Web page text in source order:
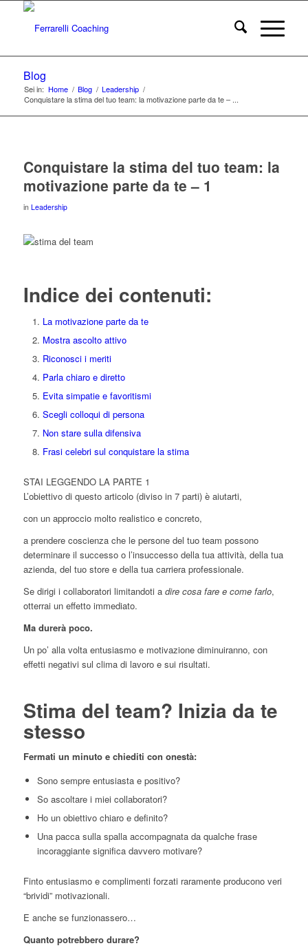
Blog
Sei in: Home / Blog / Leadership /
Conquistare la stima del tuo team: la motivazione parte da te – ...
Conquistare la stima del tuo team: la
motivazione parte da te – 1
in Leadership
Indice dei contenuti:
La motivazione parte da te
Mostra ascolto attivo
Riconosci i meriti
Parla chiaro e diretto
Evita simpatie e favoritismi
Scegli colloqui di persona
Non stare sulla difensiva
Frasi celebri sul conquistare la stima
STAI LEGGENDO LA PARTE 1
L’obiettivo di questo articolo (diviso in 7 parti) è aiutarti,
con un approccio molto realistico e concreto,
a prendere coscienza che le persone del tuo team possono
determinare il successo o l’insuccesso della tua attività, della tua
azienda, del tuo store e della tua carriera professionale.
Se dirigi i collaboratori limitandoti a dire cosa fare e come farlo,
otterrai un effetto immediato.
Ma durerà poco.
Un po’ alla volta entusiasmo e motivazione diminuiranno, con
effetti negativi sul clima di lavoro e sui risultati.
Stima del team? Inizia da te
stesso
Fermati un minuto e chiediti con onestà:
Sono sempre entusiasta e positivo?
So ascoltare i miei collaboratori?
Ho un obiettivo chiaro e definito?
Una pacca sulla spalla accompagnata da qualche frase
incoraggiante significa davvero motivare?
Finto entusiasmo e complimenti forzati raramente producono veri
“brividi” motivazionali.
E anche se funzionassero…
Quanto potrebbero durare?